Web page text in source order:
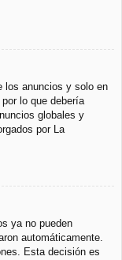
los anuncios y solo en
lo que debería
globales y
por La
ya no pueden
automáticamente.
Esta decisión es